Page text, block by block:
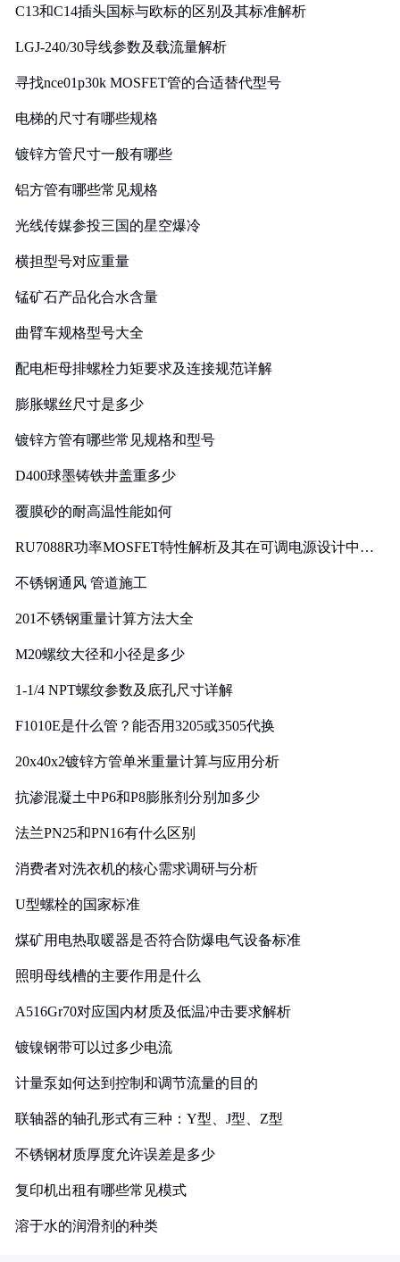
C13和C14插头国标与欧标的区别及其标准解析
LGJ-240/30导线参数及载流量解析
寻找nce01p30k MOSFET管的合适替代型号
电梯的尺寸有哪些规格
镀锌方管尺寸一般有哪些
铝方管有哪些常见规格
光线传媒参投三国的星空爆冷
横担型号对应重量
锰矿石产品化合水含量
曲臂车规格型号大全
配电柜母排螺栓力矩要求及连接规范详解
膨胀螺丝尺寸是多少
镀锌方管有哪些常见规格和型号
D400球墨铸铁井盖重多少
覆膜砂的耐高温性能如何
RU7088R功率MOSFET特性解析及其在可调电源设计中的
不锈钢通风 管道施工
201不锈钢重量计算方法大全
M20螺纹大径和小径是多少
1-1/4 NPT螺纹参数及底孔尺寸详解
F1010E是什么管？能否用3205或3505代换
20x40x2镀锌方管单米重量计算与应用分析
抗渗混凝土中P6和P8膨胀剂分别加多少
法兰PN25和PN16有什么区别
消费者对洗衣机的核心需求调研与分析
U型螺栓的国家标准
煤矿用电热取暖器是否符合防爆电气设备标准
照明母线槽的主要作用是什么
A516Gr70对应国内材质及低温冲击要求解析
镀镍钢带可以过多少电流
计量泵如何达到控制和调节流量的目的
联轴器的轴孔形式有三种：Y型、J型、Z型
不锈钢材质厚度允许误差是多少
复印机出租有哪些常见模式
溶于水的润滑剂的种类